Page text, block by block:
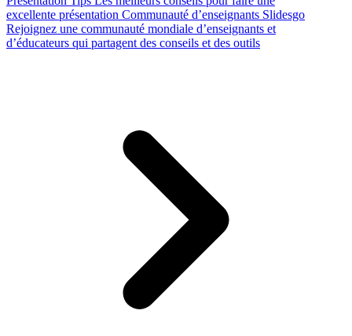
excellente présentation Communauté d’enseignants Slidesgo
Rejoignez une communauté mondiale d’enseignants et
d’éducateurs qui partagent des conseils et des outils